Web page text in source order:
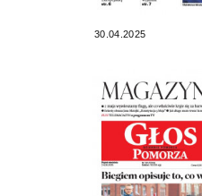
30.04.2025